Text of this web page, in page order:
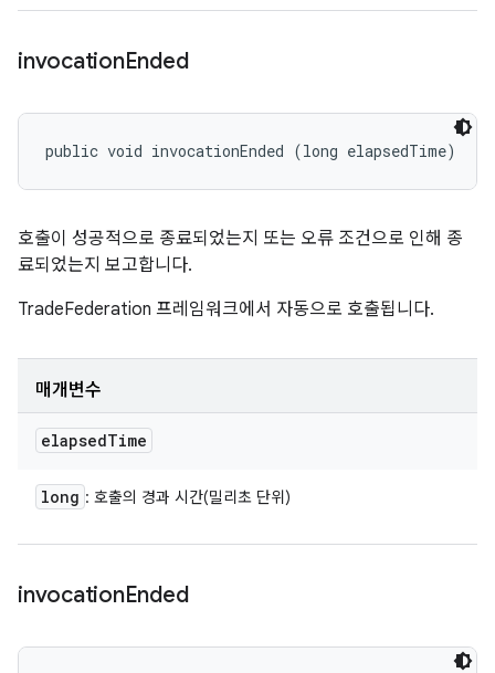
invocationEnded
public void invocationEnded (long elapsedTime)
호출이 성공적으로 종료되었는지 또는 오류 조건으로 인해 종
료되었는지 보고합니다.
TradeFederation 프레임워크에서 자동으로 호출됩니다.
매개변수
elapsedTime
long : 호출의 경과 시간(밀리초 단위)
invocationEnded